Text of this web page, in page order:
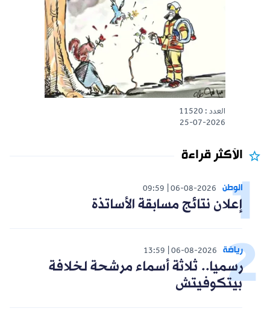
العدد : 11520
25-07-2026
الأكثر قراءة
الوطن 06-08-2026
09:59
إعلان نتائج مسابقة الأساتذة
رياضة 06-08-2026
13:59
رسميا.. ثلاثة أسماء مرشحة لخلافة
بيتكوفيتش